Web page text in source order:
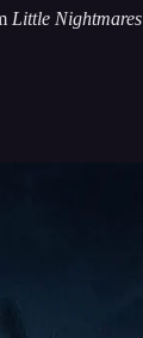
Little Nightmares